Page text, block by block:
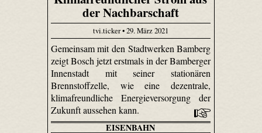
der Nachbarschaft
tvi.ticker • 29. März 2021
Gemeinsam mit den Stadtwerken Bamberg
zeigt Bosch jetzt erstmals in der Bamberger
Innenstadt mit seiner stationären
Brennstoffzelle, wie eine dezentrale,
klimafreundliche Energieversorgung der
Zukunft aussehen kann.
EISENBAHN